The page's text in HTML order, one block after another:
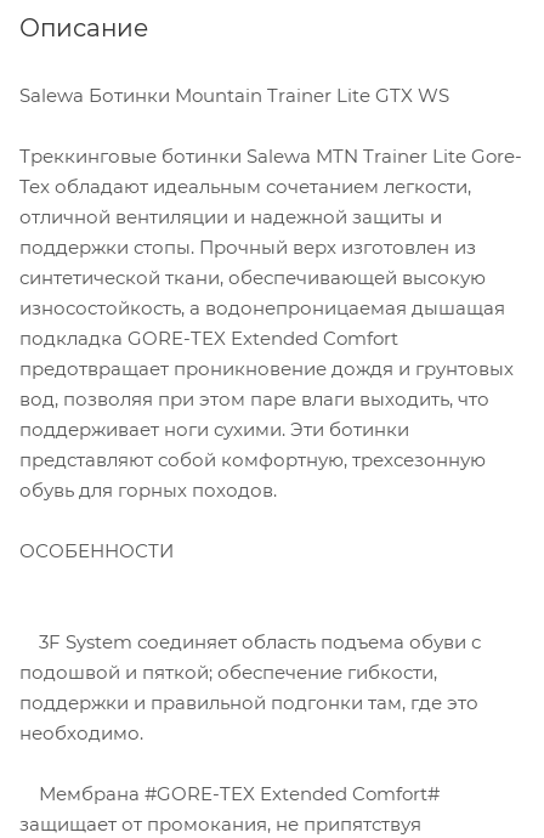
Описание
Salewa Ботинки Mountain Trainer Lite GTX WS
Треккинговые ботинки Salewa MTN Trainer Lite Gore-
Tex обладают идеальным сочетанием легкости,
отличной вентиляции и надежной защиты и
поддержки стопы. Прочный верх изготовлен из
синтетической ткани, обеспечивающей высокую
износостойкость, а водонепроницаемая дышащая
подкладка GORE-TEX Extended Comfort
предотвращает проникновение дождя и грунтовых
вод, позволяя при этом паре влаги выходить, что
поддерживает ноги сухими. Эти ботинки
представляют собой комфортную, трехсезонную
обувь для горных походов.
ОСОБЕННОСТИ
3F System соединяет область подъема обуви с
подошвой и пяткой; обеспечение гибкости,
поддержки и правильной подгонки там, где это
необходимо.
Мембрана #GORE-TEX Extended Comfort#
защищает от промокания, не припятствуя